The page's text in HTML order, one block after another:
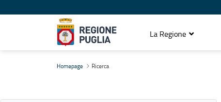
La Regione
Homepage Ricerca